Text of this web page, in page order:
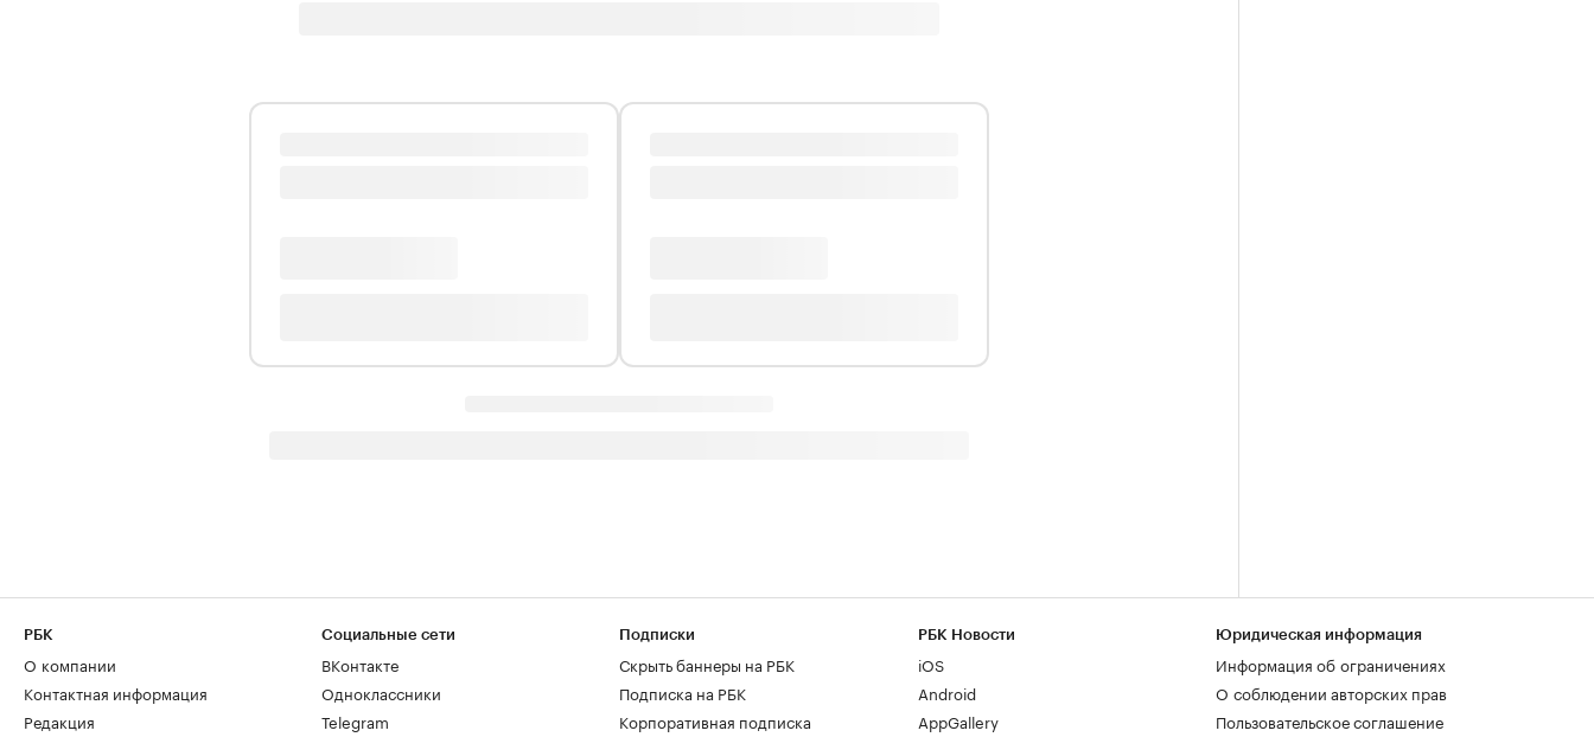
РБК
О компании
Контактная информация
Редакция
Социальные сети
ВКонтакте
Одноклассники
Telegram
Подписки
Скрыть баннеры на РБК
Подписка на РБК
Корпоративная подписка
РБК Новости
iOS
Android
AppGallery
Юридическая информация
Информация об ограничениях
О соблюдении авторских прав
Пользовательское соглашение